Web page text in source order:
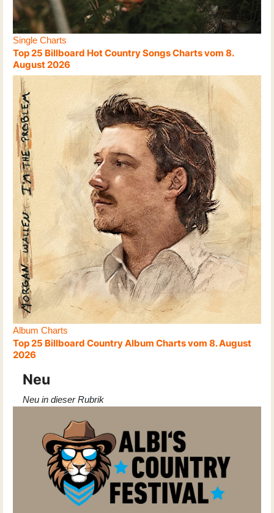
Single Charts
Top 25 Billboard Hot Country Songs Charts vom 8.
August 2026
Album Charts
Top 25 Billboard Country Album Charts vom 8. August
2026
Neu
Neu in dieser Rubrik